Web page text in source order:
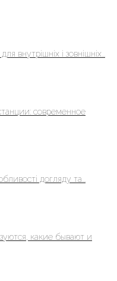
внутрішніх і зовнішніх...
современное
догляду та...
какие бывают и